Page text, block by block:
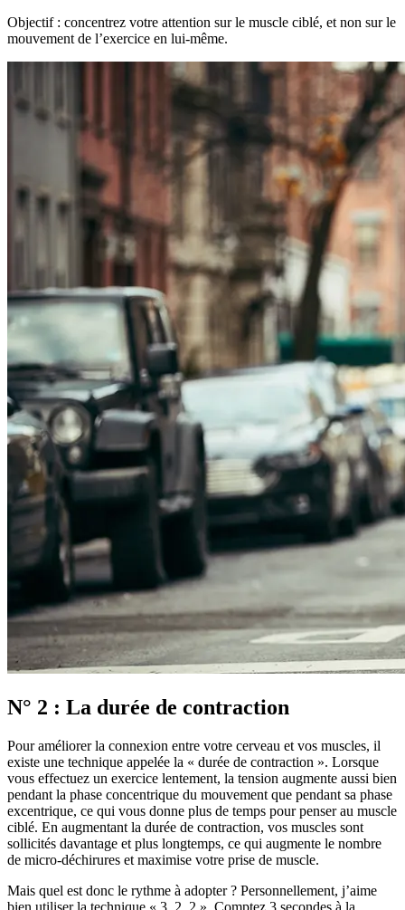
Objectif : concentrez votre attention sur le muscle ciblé, et non sur le
mouvement de l’exercice en lui-même.
N° 2 : La durée de contraction
Pour améliorer la connexion entre votre cerveau et vos muscles, il
existe une technique appelée la « durée de contraction ». Lorsque
vous effectuez un exercice lentement, la tension augmente aussi bien
pendant la phase concentrique du mouvement que pendant sa phase
excentrique, ce qui vous donne plus de temps pour penser au muscle
ciblé. En augmentant la durée de contraction, vos muscles sont
sollicités davantage et plus longtemps, ce qui augmente le nombre
de micro-déchirures et maximise votre prise de muscle.
Mais quel est donc le rythme à adopter ? Personnellement, j’aime
bien utiliser la technique « 3, 2, 2 ». Comptez 3 secondes à la